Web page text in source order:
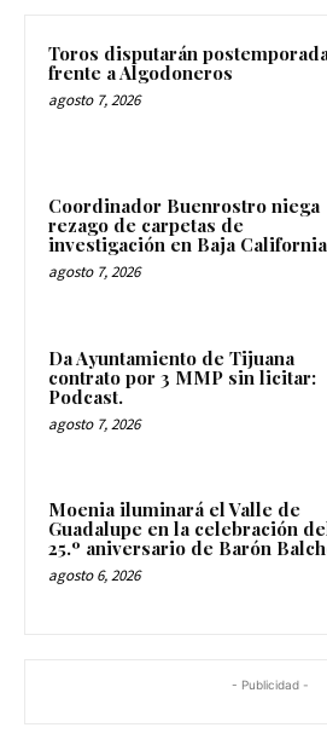
Toros disputarán
frente a Algodoneros
agosto 7, 2026
Coordinador Buenrostro niega
rezago de carpetas de
investigación en Baja California
agosto 7, 2026
Da Ayuntamiento de Tijuana
contrato por 3 MMP sin licitar:
Podcast.
agosto 7, 2026
Moenia iluminará el Valle de
Guadalupe en la celebración
25.º aniversario de Barón
agosto 6, 2026
- Publicidad -